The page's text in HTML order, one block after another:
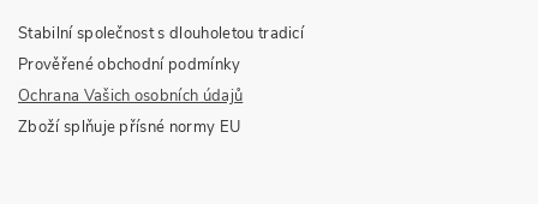
Stabilní společnost s dlouholetou tradicí
Prověřené obchodní podmínky
Ochrana Vašich osobních údajů
Zboží splňuje přísné normy EU